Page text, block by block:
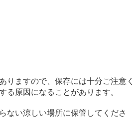
りますので、保存には十分ご注意く
る原因になることがあります。
ない涼しい場所に保管してくださ